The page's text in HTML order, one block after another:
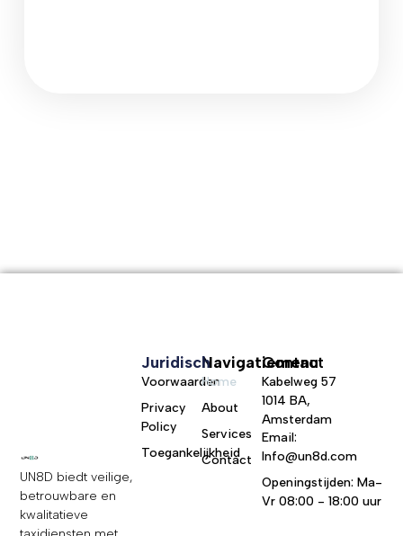
UN8D biedt veilige,
betrouwbare en
kwalitatieve
Navigatiemenu
Home
About
Services
Contact
Juridisch
Voorwaarden
Privacy
Policy
Toegankelijkheid
Contact
Kabelweg 57
1014 BA,
Amsterdam
Email:
Info@un8d.com
Openingstijden: Ma-
Vr 08:00 - 18:00 uur